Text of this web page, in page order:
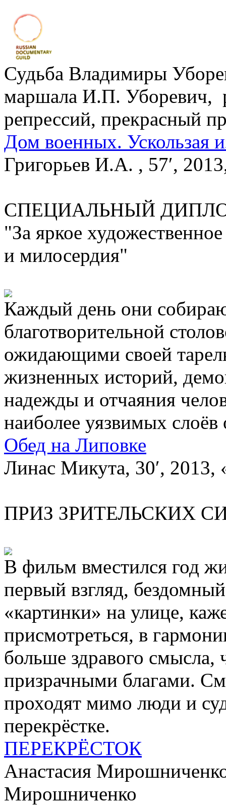
Судьба Владимиры
маршала И.П. Уборевич,
репрессий, прекрасный
Дом военных. Ускользая
Григорьев И.А. , 57′,
СПЕЦИАЛЬНЫЙ
"За яркое
и милосердия"
Каждый день они
благотворительной
ожидающими своей
жизненных историй,
надежды и отчаяния
наиболее уязвимых слоёв
Обед на Липовке
Линас Микута, 30′, 2013,
ПРИЗ ЗРИТЕЛЬСКИХ
В фильм вместился год
первый взгляд,
«картинки» на улице,
присмотреться, в
больше здравого смысла,
призрачными благами.
проходят мимо люди и
перекрёстке.
ПЕРЕКРЁСТОК
Анастасия
Мирошниченко